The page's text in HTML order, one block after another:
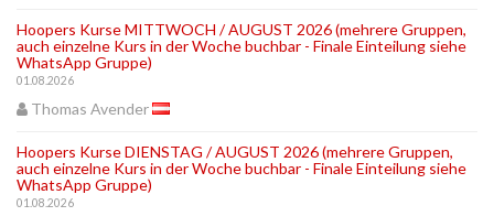
Hoopers Kurse MITTWOCH / AUGUST 2026 (mehrere Gruppen,
auch einzelne Kurs in der Woche buchbar - Finale Einteilung siehe
WhatsApp Gruppe)
01.08.2026
Thomas Avender
Hoopers Kurse DIENSTAG / AUGUST 2026 (mehrere Gruppen,
auch einzelne Kurs in der Woche buchbar - Finale Einteilung siehe
WhatsApp Gruppe)
01.08.2026